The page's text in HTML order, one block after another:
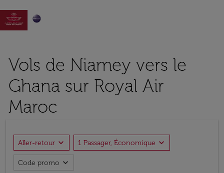

Vols de Niamey vers le
Ghana sur Royal Air
Maroc
Aller-retour expand_more 1 Passager, Économique expand_more
Code promo expand_more